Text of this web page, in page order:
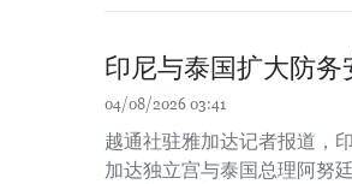
印尼与泰国扩大防
04/08/2026 03:41
越通社驻雅加达记者报道，
加达独立宫与泰国总理阿努